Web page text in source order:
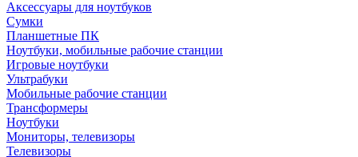
Аксессуары для ноутбуков
Сумки
Планшетные ПК
Ноутбуки, мобильные рабочие станции
Игровые ноутбуки
Ультрабуки
Мобильные рабочие станции
Трансформеры
Ноутбуки
Мониторы, телевизоры
Телевизоры